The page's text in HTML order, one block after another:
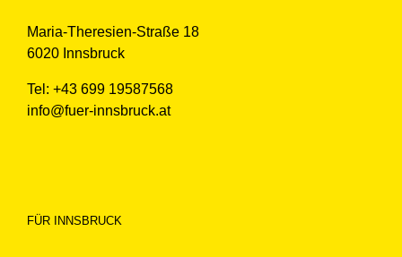
Maria-Theresien-Straße 18
6020 Innsbruck
Tel: +43 699 19587568
info@fuer-innsbruck.at
FÜR INNSBRUCK